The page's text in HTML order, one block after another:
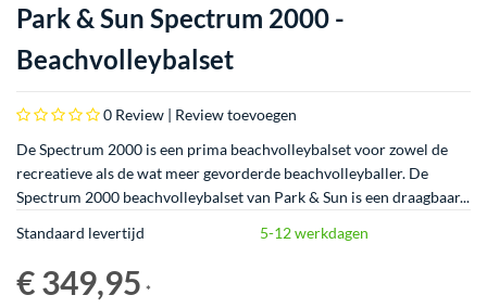
Park & Sun Spectrum 2000 -
Beachvolleybalset
0 Review | Review toevoegen
De Spectrum 2000 is een prima beachvolleybalset voor zowel de
recreatieve als de wat meer gevorderde beachvolleyballer. De
Spectrum 2000 beachvolleybalset van Park & Sun is een draagbaar...
Standaard levertijd
5-12 werkdagen
€ 349,95 *